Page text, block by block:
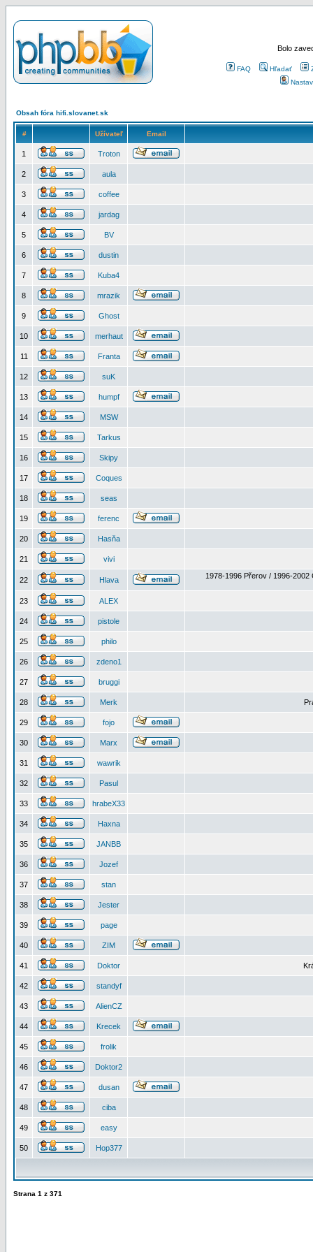
Bolo
FAQ Hľadať
Obsah fóra hifi.slovanet.sk
# Užívateľ Email
1 Troton
2 aula
3 coffee
4 jardag
5 BV
6 dustin
7 Kuba4
8 mrazik
9 Ghost
10 merhaut
11 Franta
12 suK
13 humpf
14 MSW
15 Tarkus
16 Skipy
17 Coques
18 seas
19 ferenc
20 Hasňa
21 vivi
22 Hlava 1978-1996 Přerov / 1996-2002
23 ALEX
24 pistole
25 philo
26 zdeno1
27 bruggi
28 Merk
29 fojo
30 Marx
31 wawrik
32 Pasul
33 hrabeX33
34 Haxna
35 JANBB
36 Jozef
37 stan
38 Jester
39 page
40 ZIM
41 Doktor
42 standyf
43 AlienCZ
44 Krecek
45 frolik
46 Doktor2
47 dusan
48 ciba
49 easy
50 Hop377
Strana 1 z 371